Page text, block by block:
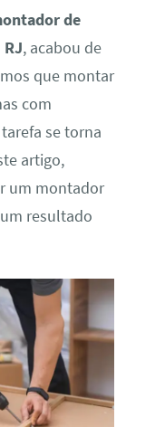
de
, acabou de
que montar
com
se torna
artigo,
um montador
resultado